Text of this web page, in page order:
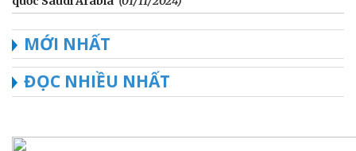
MỚI NHẤT
ĐỌC NHIỀU NHẤT